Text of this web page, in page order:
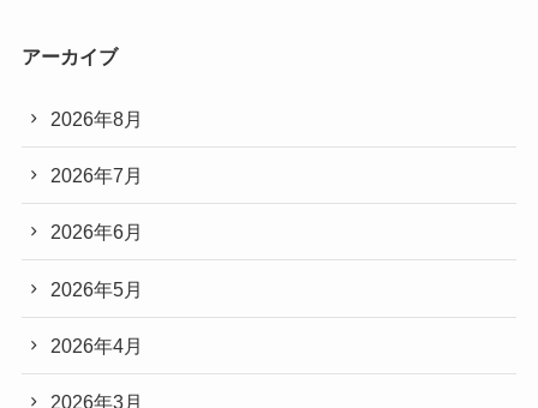
アーカイブ
2026年8月
2026年7月
2026年6月
2026年5月
2026年4月
2026年3月